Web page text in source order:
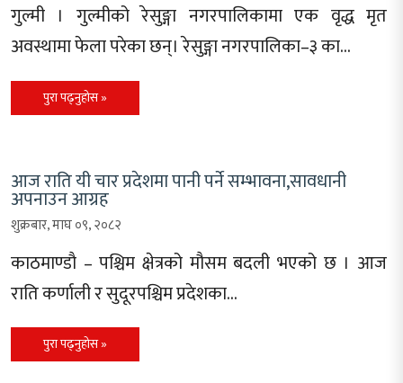
गुल्मी । गुल्मीको रेसुङ्गा नगरपालिकामा एक वृद्ध मृत
अवस्थामा फेला परेका छन्। रेसुङ्गा नगरपालिका–३ का…
पुरा पढ्नुहोस »
आज राति यी चार प्रदेशमा पानी पर्ने सम्भावना,सावधानी
अपनाउन आग्रह
शुक्रबार, माघ ०९, २०८२
काठमाण्डाै – पश्चिम क्षेत्रको मौसम बदली भएको छ । आज
राति कर्णाली र सुदूरपश्चिम प्रदेशका…
पुरा पढ्नुहोस »